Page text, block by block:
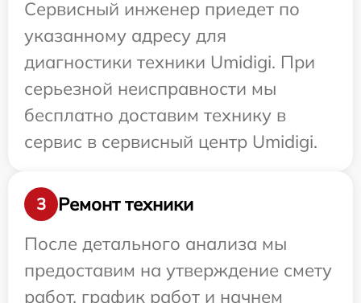
Сервисный инженер приедет по
указанному адресу для
диагностики техники Umidigi. При
серьезной неисправности мы
бесплатно доставим технику в
сервис в сервисный центр Umidigi.
3
Ремонт техники
После детального анализа мы
предоставим на утверждение смету
работ, график работ и начнем